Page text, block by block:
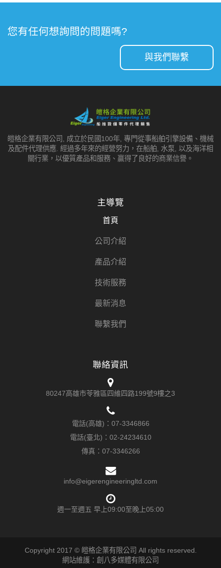
您有任何想詢問的問題嗎?
與我們聯繫
皚格企業有限公司, 成立於民國100年, 專門從事船舶引擎設備、機械
及配件代理供應. 經過多年來的經營努力，在船舶, 水泵, 以及海洋相
關行業，以優質產品和服務、贏得了良好的商業信譽。
主導覽
首頁
公司介紹
產品介紹
技術服務
最新消息
聯繫我們
聯絡資訊
80247高雄市苓雅區四維四路199號9樓之3
電話(高雄)： 07-3346866
電話(臺北)： 02-24234610
傳真： 07-3346266
info@eigerengineeringltd.com
週一至週五 早上09:00至晚上05:00
Copyright 2017 © 皚格企業有限公司 All rights reserved.
網站維護：創八多媒體有限公司